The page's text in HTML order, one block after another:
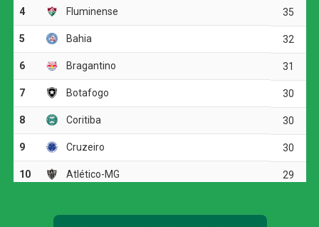
Na próxima fase, o brasileiro terá pela frente o tcheco
Jakub Mensik, que venceu o russo
em
agora é de mais um confronto de alto nível, com Fonseca
em busca de uma vaga inédita entre os semifinalistas.
Placar da partida
João Fonseca:7 / 7 / 5 / 6
Casper Ruud:5 / 6 / 7 / 2
Campanha